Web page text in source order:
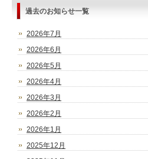
過去のお知らせ一覧
2026年7月
2026年6月
2026年5月
2026年4月
2026年3月
2026年2月
2026年1月
2025年12月